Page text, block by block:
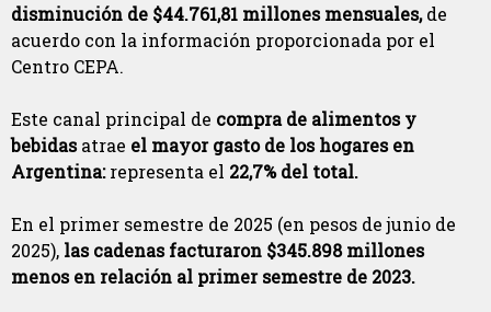
disminución de $44.761,81 millones mensuales,de
acuerdo con la información proporcionada por el
Centro CEPA.
Este canal principal de compra de alimentos y
bebidasatrae el mayor gasto de los hogares en
Argentina:representa el 22,7% del total.
En el primer semestre de 2025 (en pesos de junio de
2025), las cadenas facturaron $345.898 millones
menos en relación al primer semestre de 2023.